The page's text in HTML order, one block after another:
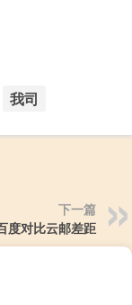
我司
下一篇
度对比云邮差距